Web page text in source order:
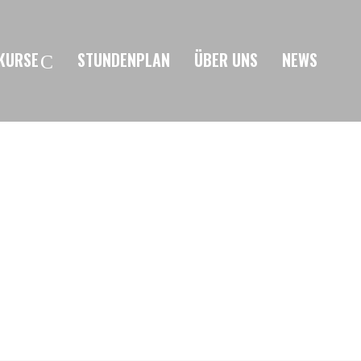
STUNDENPLAN ÜBER UNS NEWS